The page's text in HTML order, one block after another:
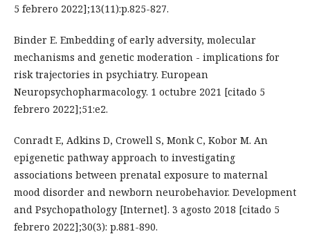
5 febrero 2022];13(11):p.825-827.
Binder E. Embedding of early adversity, molecular
mechanisms and genetic moderation - implications for
risk trajectories in psychiatry. European
Neuropsychopharmacology. 1 octubre 2021 [citado 5
febrero 2022];51:e2.
Conradt E, Adkins D, Crowell S, Monk C, Kobor M. An
epigenetic pathway approach to investigating
associations between prenatal exposure to maternal
mood disorder and newborn neurobehavior. Development
and Psychopathology [Internet]. 3 agosto 2018 [citado 5
febrero 2022];30(3): p.881-890.